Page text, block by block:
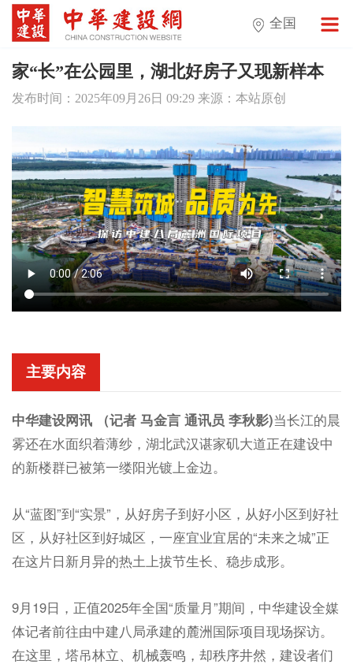
全国
家“长”在公园里，湖北好房子又现新样本
发布时间：2025年09月26日 09:29 来源：本站原创
主要内容
中华建设网讯 （记者 马金言 通讯员 李秋影)当长江的晨
雾还在水面织着薄纱，湖北武汉谌家矶大道正在建设中
的新楼群已被第一缕阳光镀上金边。
从“蓝图”到“实景”，从好房子到好小区，从好小区到好社
区，从好社区到好城区，一座宜业宜居的“未来之城”正
在这片日新月异的热土上拔节生长、稳步成形。
9月19日，正值2025年全国“质量月”期间，中华建设全媒
体记者前往由中建八局承建的麓洲国际项目现场探访。
在这里，塔吊林立、机械轰鸣，却秩序井然，建设者们